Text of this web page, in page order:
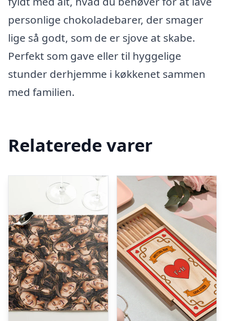
personlige chokoladebarer, der smager
lige så godt, som de er sjove at skabe.
Perfekt som gave eller til hyggelige
stunder derhjemme i køkkenet sammen
med familien.
Relaterede varer